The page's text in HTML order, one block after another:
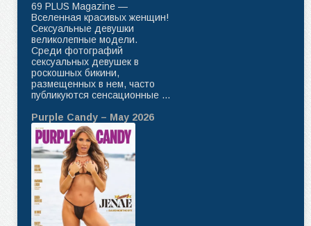
69 PLUS Magazine —
Вселенная красивых женщин!
Сексуальные девушки
великолепные модели.
Среди фотографий
сексуальных девушек в
роскошных бикини,
размещенных в нем, часто
публикуются сенсационные ...
Purple Candy – May 2026